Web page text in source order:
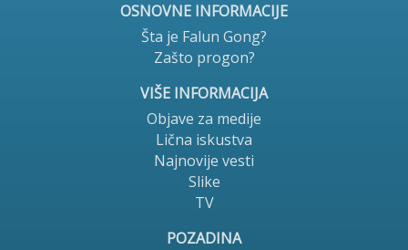
OSNOVNE INFORMACIJE
Šta je Falun Gong?
Zašto progon?
VIŠE INFORMACIJA
Objave za medije
Lična iskustva
Najnovije vesti
Slike
TV
POZADINA